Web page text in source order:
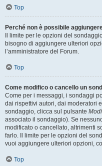
Top
Perché non è possibile
Il limite per le opzioni del
bisogno di aggiungere ulteriori
l’amministratore del Forum.
Top
Come modifico o cancello un
Come per i messaggi, i sondaggi
dai rispettivi autori, dai moderatori
sondaggio, clicca sul pulsante
associato il sondaggio). Se
modificato o cancellato, altrimenti
farlo. Il limite per le opzioni del
vuoi aggiungere ulteriori opzioni,
Top